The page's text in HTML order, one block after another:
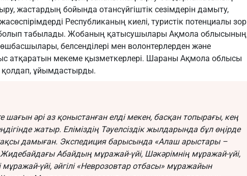
жастардың бойында отансүйгіштік сезімдерін дамыту,
Республиканың киелі, туристік потенциалы зор
табылады. Жобаның қатысушылары Ақмола облысының
белсенділері мен волонтерлерден және
атқаратын мекеме қызметкерлері. Шараны Ақмола облысы
қолдап, ұйымдастырды.
шағын әрі аз қоныстанған елді мекен, басқан топырағы, кең
жатыр. Еліміздің Тәуелсіздік жылдарында бұл өңірде
дамыған. Экспедиция барысында «Алаш арыстары –
Абайдың мұражай-үйі, Шәкәрімнің мұражай-үйі,
мұражай-үйі, әйгілі «Неврозовтар отбасы» мұражайын